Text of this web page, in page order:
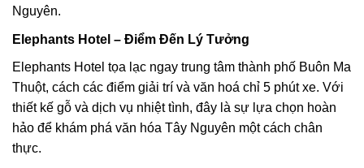
Nguyên.
Elephants Hotel – Điểm Đến Lý Tưởng
Elephants Hotel tọa lạc ngay trung tâm thành phố Buôn Ma
Thuột, cách các điểm giải trí và văn hoá chỉ 5 phút xe. Với
thiết kế gỗ và dịch vụ nhiệt tình, đây là sự lựa chọn hoàn
hảo để khám phá văn hóa Tây Nguyên một cách chân
thực.